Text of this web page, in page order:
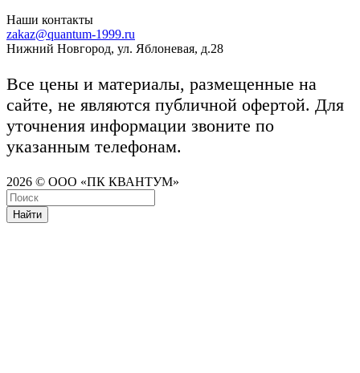
Наши контакты
zakaz@quantum-1999.ru
Нижний Новгород, ул. Яблоневая, д.28
Все цены и материалы, размещенные на
сайте, не являются публичной офертой. Для
уточнения информации звоните по
указанным телефонам.
2026 © ООО «ПК КВАНТУМ»
Найти